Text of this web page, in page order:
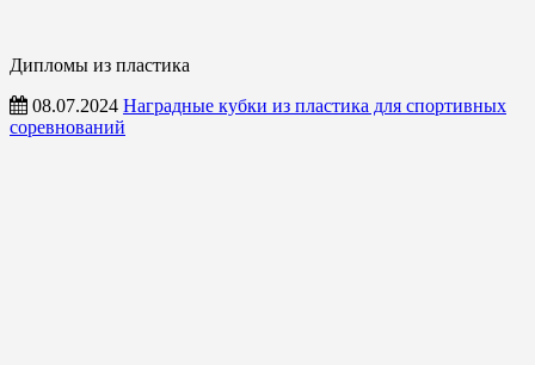
Дипломы из пластика
08.07.2024 Наградные кубки из пластика для спортивных
соревнований